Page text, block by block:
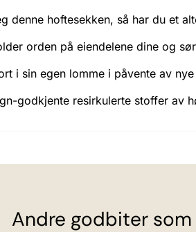
denne hoftesekken, så har du et
orden på eiendelene dine og
i sin egen lomme i påvente av
godkjente resirkulerte stoffer av
Andre godbiter